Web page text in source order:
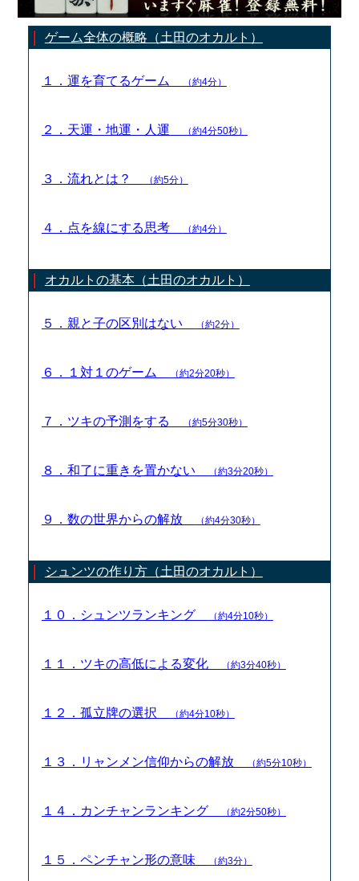
ゲーム全体の概略（土田のオカルト）
１．運を育てるゲーム （約4分）
２．天運・地運・人運 （約4分50秒）
３．流れとは？ （約5分）
４．点を線にする思考 （約4分）
オカルトの基本（土田のオカルト）
５．親と子の区別はない （約2分）
６．１対１のゲーム （約2分20秒）
７．ツキの予測をする （約5分30秒）
８．和了に重きを置かない （約3分20秒）
９．数の世界からの解放 （約4分30秒）
シュンツの作り方（土田のオカルト）
１０．シュンツランキング （約4分10秒）
１１．ツキの高低による変化 （約3分40秒）
１２．孤立牌の選択 （約4分10秒）
１３．リャンメン信仰からの解放 （約5分10秒）
１４．カンチャンランキング （約2分50秒）
１５．ペンチャン形の意味 （約3分）